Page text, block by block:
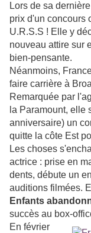
Lors de sa
prix d'un concours
U.R.S.S ! Elle y
nouveau attire sur
bien-pensante.
Néanmoins,
faire carrière à
Remarquée par
la Paramount, elle
anniversaire) un
quitte la côte Est
Les choses
actrice : prise en
dents, débute un
auditions filmées.
Enfants
succès au box-
En février